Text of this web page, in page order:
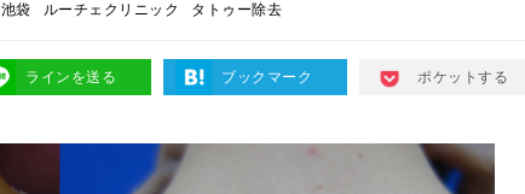
池袋 ルーチェクリニック タトゥー除去
ラインを送る ブックマーク ポケットする